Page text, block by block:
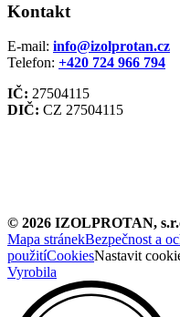
Kontakt
E-mail: info@izolprotan.cz
Telefon: +420 724 966 794
IČ: 27504115
DIČ: CZ 27504115
© 2026 IZOLPROTAN,
Mapa stránekBezpečnost a
použitíCookiesNastavit
Vyrobila